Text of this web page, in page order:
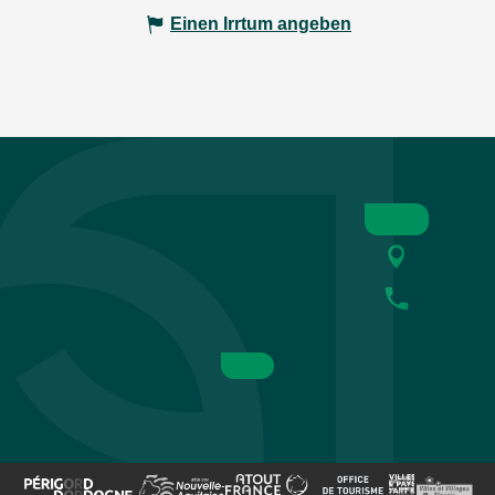
Einen Irrtum angeben